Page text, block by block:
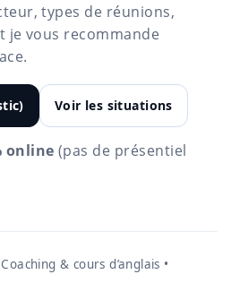
types de réunions,
je vous recommande
Voir les situations
online (pas de présentiel
& cours d’anglais •